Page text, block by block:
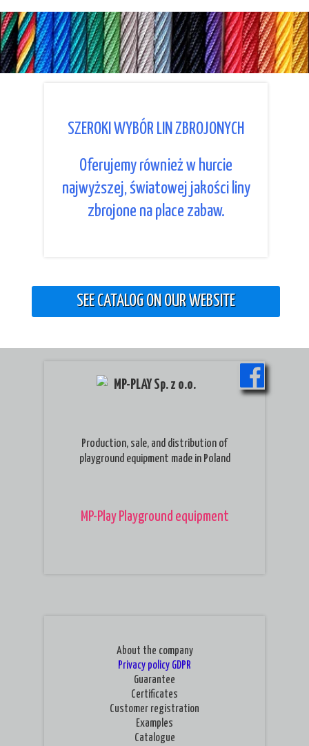
SEE CATALOG ON OUR WEBSITE
SZEROKI WYBÓR LIN ZBROJONYCH
Oferujemy również w hurcie
najwyższej, światowej jakości liny
zbrojone na place zabaw.
About the company
Privacy policy GDPR
Guarantee
Certificates
Customer registration
Examples
Catalogue
MP-PLAY Sp. z o.o.
Production, sale, and distribution of
playground equipment made in Poland
MP-Play Playground equipment